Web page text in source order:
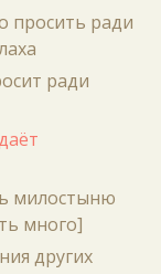
просить ради
ради
милостыню
много]
других